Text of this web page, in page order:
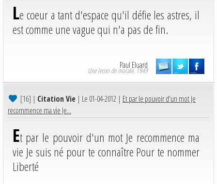
Le coeur a tant d'espace qu'il défie les astres, il
est comme une vague qui n'a pas de fin.
Paul Eluard
Une leçon de morale. 1949
[16] | Citation Vie | Le 01-04-2012 | Et par le pouvoir d'un mot Je
recommence ma vie Je...
Et par le pouvoir d'un mot Je recommence ma
vie Je suis né pour te connaître Pour te nommer
Liberté